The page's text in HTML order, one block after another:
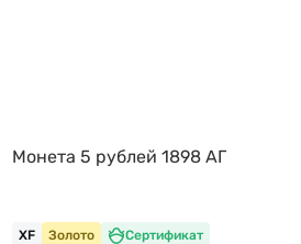
Монета 5 рублей 1898 АГ
XF Золото Сертификат